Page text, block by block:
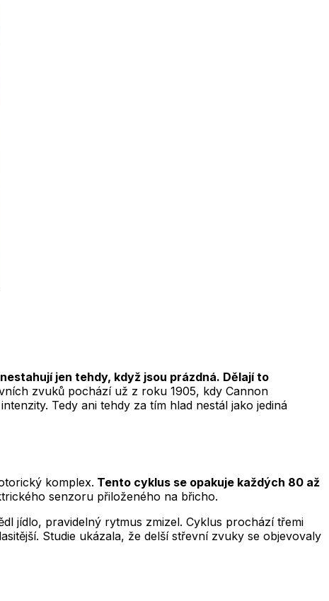
jen tehdy, když jsou prázdná. Dělají to
zvuků pochází už z roku 1905, kdy Cannon
Tedy ani tehdy za tím hlad nestál jako jediná
komplex. Tento cyklus se opakuje každých 80 až
senzoru přiloženého na břicho.
jídlo, pravidelný rytmus zmizel. Cyklus prochází třemi
Studie ukázala, že delší střevní zvuky se objevovaly